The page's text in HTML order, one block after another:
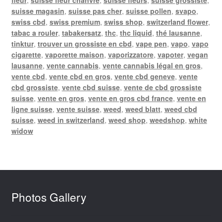
suisse magasin, suisse pas cher, suisse pollen, svapo,
swiss cbd, swiss premium, swiss shop, switzerland flower,
tabac a rouler, tabakersatz, thc, thc liquid, thé lausanne,
tinktur, trouver un grossiste en cbd, vape pen, vapo, vapo
cigarette, vaporette maison, vaporizzatore, vapoter, vegan
lausanne, vente cannabis, vente cannabis légal en gros,
vente cbd, vente cbd en gros, vente cbd geneve, vente
cbd grossiste, vente cbd suisse, vente de cbd grossiste
suisse, vente en gros, vente en gros cbd france, vente en
ligne suisse, vente suisse, weed, weed blatt, weed cbd
suisse, weed in switzerland, weed shop, weedshop, white
widow
Photos Gallery